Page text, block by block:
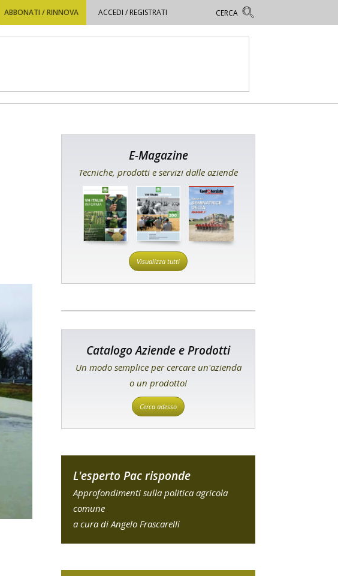
ABBONATI / RINNOVA ACCEDI / REGISTRATI
E-Magazine
Tecniche, prodotti e servizi dalle aziende
Visualizza tutti
Catalogo Aziende e Prodotti
Un modo semplice per cercare un'azienda
o un prodotto!
Cerca adesso
L'esperto Pac risponde
Approfondimenti sulla politica agricola
comune
a cura di Angelo Frascarelli